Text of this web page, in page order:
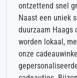
ontzettend snel
Naast een uniek
duurzaam Haags
worden lokaal,
onze